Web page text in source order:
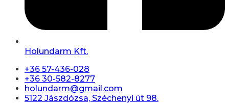
Holundarm Kft.
+36 57-436-028
+36 30-582-8277
holundarm@gmail.com
5122 Jászdózsa, Széchenyi út 98.